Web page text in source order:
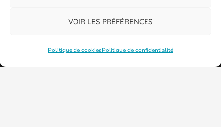
VOIR LES PRÉFÉRENCES
Politique de cookiesPolitique de confidentialité